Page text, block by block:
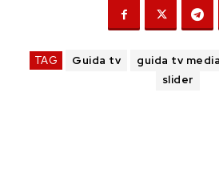
TAG Guida tv guida tv
slider